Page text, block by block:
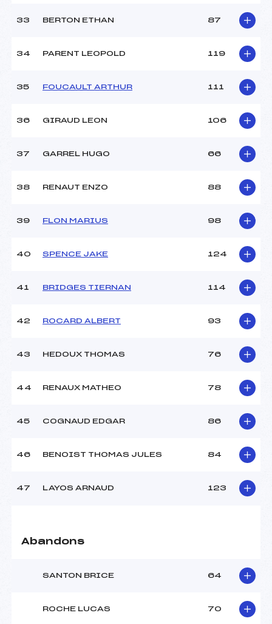
33 BERTON ETHAN 87
34 PARENT LEOPOLD 119
35 FOUCAULT ARTHUR 111
36 GIRAUD LEON 106
37 GARREL HUGO 66
38 RENAUT ENZO 88
39 FLON MARIUS 98
40 SPENCE JAKE 124
41 BRIDGES TIERNAN 114
42 ROCARD ALBERT 93
43 HEDOUX THOMAS 76
44 RENAUX MATHEO 78
45 COGNAUD EDGAR 86
46 BENOIST THOMAS JULES 84
47 LAYOS ARNAUD 123
Abandons
SANTON BRICE 64
ROCHE LUCAS 70